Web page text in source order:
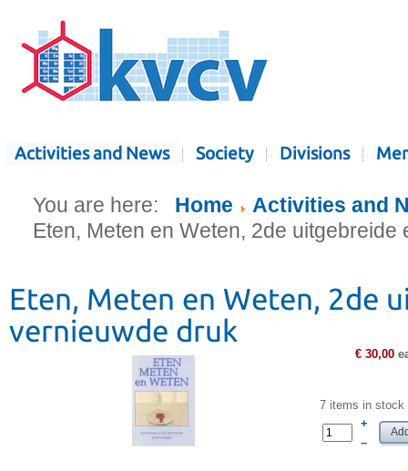
Activities and News Society Divisions
You are here: Home
Activities and
Eten, Meten en Weten, 2de
Eten, Meten en Weten, 2de
vernieuwde druk
€ 30,00
7 items in stock
+
–